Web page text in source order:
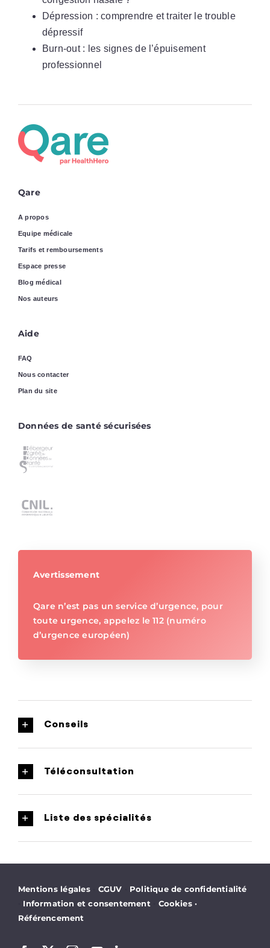
Dépression : comprendre et traiter le trouble
dépressif
Burn-out : les signes de l’épuisement
professionnel
Qare
A propos
Equipe médicale
Tarifs et remboursements
Espace presse
Blog médical
Nos auteurs
Aide
FAQ
Nous contacter
Plan du site
Données de santé sécurisées
Avertissement
Qare n’est pas un service d’urgence, pour
toute urgence, appelez le 112 (numéro
d’urgence européen)
Conseils
Téléconsultation
Liste des spécialités
Mentions légales CGUV Politique de confidentialité
Information et consentement Cookies·
Référencement